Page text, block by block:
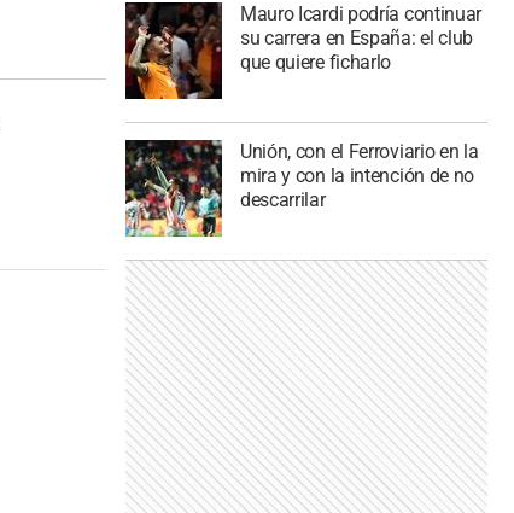
Mauro Icardi podría continuar
su carrera en España: el club
que quiere ficharlo
Unión, con el Ferroviario en la
mira y con la intención de no
descarrilar